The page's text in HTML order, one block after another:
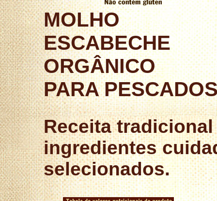
MOLHO
ESCABECHE
ORGÂNICO
PARA
Receita
ingredientes
selecionados.